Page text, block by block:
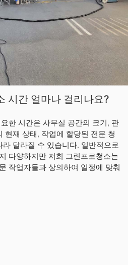
시간 얼마나 걸리나요?
한 시간은 사무실 공간의 크기, 관
현재 상태, 작업에 할당된 전문 청
달라질 수 있습니다. 일반적으로
다양하지만 저희 그린프로청소는
작업자들과 상의하여 일정에 맞춰